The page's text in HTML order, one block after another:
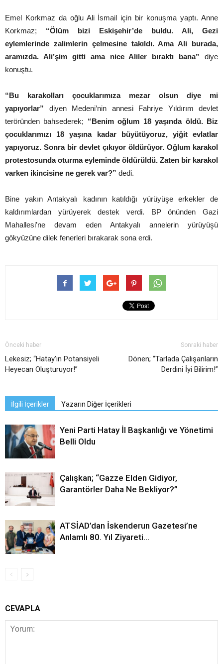
Emel Korkmaz da oğlu Ali İsmail için bir konuşma yaptı. Anne
Korkmaz; “Ölüm bizi Eskişehir’de buldu. Ali, Gezi
eylemlerinde zalimlerin çelmesine takıldı. Ama Ali burada,
aramızda. Ali’şim gitti ama nice Aliler bıraktı bana” diye
konuştu.
“Bu karakolları çocuklarımıza mezar olsun diye mi
yapıyorlar” diyen Medeni’nin annesi Fahriye Yıldırım devlet
teröründen bahsederek; “Benim oğlum 18 yaşında öldü. Biz
çocuklarımızı 18 yaşına kadar büyütüyoruz, yiğit evlatlar
yapıyoruz. Sonra bir devlet çıkıyor öldürüyor. Oğlum karakol
protestosunda oturma eyleminde öldürüldü. Zaten bir karakol
varken ikincisine ne gerek var?” dedi.
Bine yakın Antakyalı kadının katıldığı yürüyüşe erkekler de
kaldırımlardan yürüyerek destek verdi. BP önünden Gazi
Mahallesi’ne devam eden Antakyalı annelerin yürüyüşü
gökyüzüne dilek fenerleri bırakarak sona erdi.
Önceki haber
Lekesiz; “Hatay’ın Potansiyeli
Heyecan Oluşturuyor!”
Sonraki haber
Dönen; “Tarlada Çalışanların
Derdini İyi Bilirim!”
İlgili İçerikler Yazarın Diğer İçerikleri
Yeni Parti Hatay İl Başkanlığı ve Yönetimi
Belli Oldu
Çalışkan; “Gazze Elden Gidiyor,
Garantörler Daha Ne Bekliyor?”
ATSİAD’dan İskenderun Gazetesi’ne
Anlamlı 80. Yıl Ziyareti…
CEVAPLA